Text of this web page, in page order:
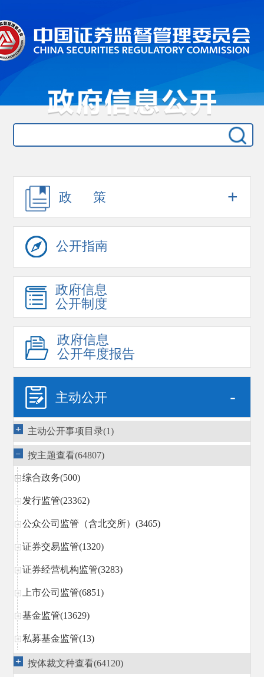
政 策 +
公开指南
政府信息
公开制度
政府信息
公开年度报告
主动公开 -
主动公开事项目录(1)
按主题查看(64807)
综合政务(500)
发行监管(23362)
公众公司监管（含北交所）(3465)
证券交易监管(1320)
证券经营机构监管(3283)
上市公司监管(6851)
基金监管(13629)
私募基金监管(13)
区域性股权市场规范发展(14)
按体裁文种查看(64120)